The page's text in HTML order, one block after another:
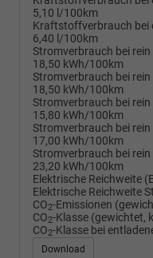
5,10 l/100km
Kraftstoffverbrauch bei
6,40 l/100km
Stromverbrauch bei
18,50 kWh/100km
Stromverbrauch bei
18,50 kWh/100km
Stromverbrauch bei
15,80 kWh/100km
Stromverbrauch bei
17,00 kWh/100km
Stromverbrauch bei
23,20 kWh/100km
Elektrische Reichweite
Elektrische Reichweite
CO2-Emissionen
CO2-Klasse (gewichtet,
CO2-Klasse bei
Download